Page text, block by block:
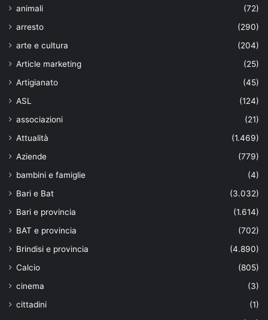
animali
(72)
arresto
(290)
arte e cultura
(204)
Article marketing
(25)
Artigianato
(45)
ASL
(124)
associazioni
(21)
Attualità
(1.469)
Aziende
(779)
bambini e famiglie
(4)
Bari e Bat
(3.032)
Bari e provincia
(1.614)
BAT e provincia
(702)
Brindisi e provincia
(4.890)
Calcio
(805)
cinema
(3)
cittadini
(1)